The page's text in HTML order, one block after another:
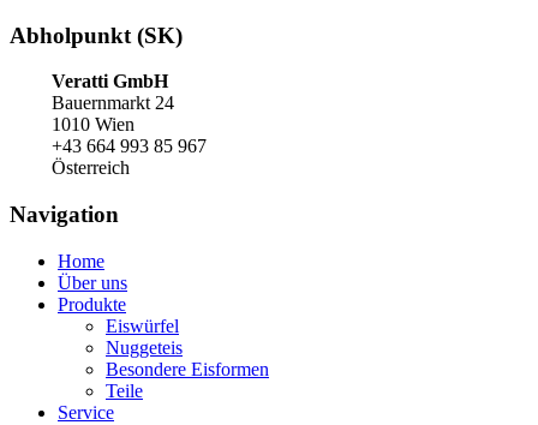
Abholpunkt (SK)
Veratti GmbH
Bauernmarkt 24
1010 Wien
+43 664 993 85 967
Österreich
Navigation
Home
Über uns
Produkte
Eiswürfel
Nuggeteis
Besondere Eisformen
Teile
Service